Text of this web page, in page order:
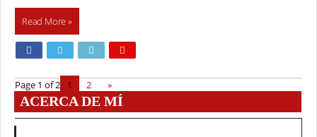
Read More »
Page 1 of 2 1 2 »
ACERCA DE MÍ